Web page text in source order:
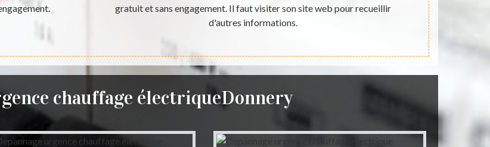
gratuit et sans engagement. Il faut visiter son site web pour recueillir
d'autres informations.
chauffage électriqueDonnery